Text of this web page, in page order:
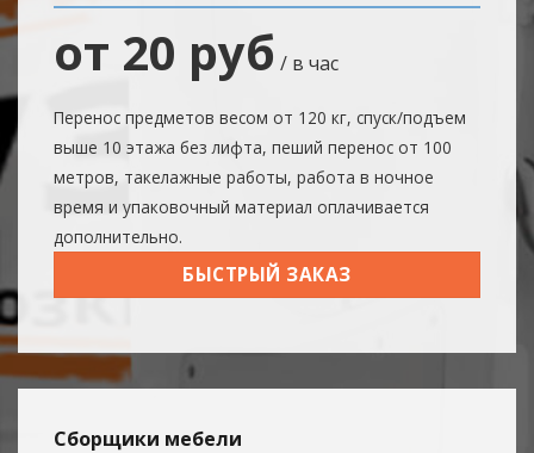
от 20 руб / в час
Перенос предметов весом от 120 кг, спуск/подъем
выше 10 этажа без лифта, пеший перенос от 100
метров, такелажные работы, работа в ночное
время и упаковочный материал оплачивается
дополнительно.
БЫСТРЫЙ ЗАКАЗ
Сборщики мебели